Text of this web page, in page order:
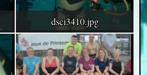
dsci3410.jpg